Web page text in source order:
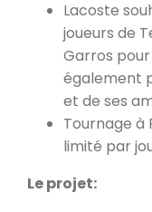
Lacoste
joueurs de
Garros
également
et de ses
Tournage à
limité par
Le projet: